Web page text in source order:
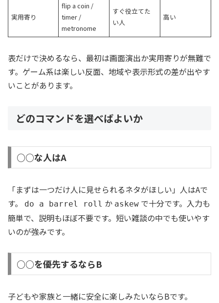
実用寄り
flip a coin /
timer /
metronome
すぐ役立てた
い人
高い
表だけで決めるなら、最初は画面演出か実用寄りが無難で
す。ゲーム系は楽しい反面、地域や表示形式の差が出やす
いことがあります。
どのコマンドを選べばよいか
○○な人はA
「まずは一つだけ人に見せられるネタがほしい」人はAで
す。
do a barrel roll か askew で十分です。入力も
簡単で、説明もほぼ不要です。短い雑談の中でも使いやす
いのが強みです。
○○を優先するならB
子どもや家族と一緒に安全に楽しみたいならBです。